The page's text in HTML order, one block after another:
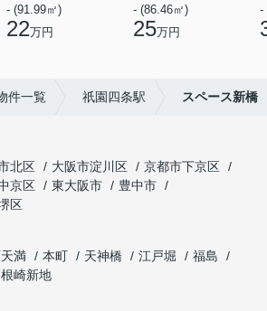
- (91.99㎡)
22万円
- (86.46㎡)
25万円
-
件一覧 祇園四条駅 スペース新橋
北区 大阪市淀川区
京都市下京区
京区 東大阪市
豊中市
区
満 本町 天神橋 江戸堀
福島
崎新地